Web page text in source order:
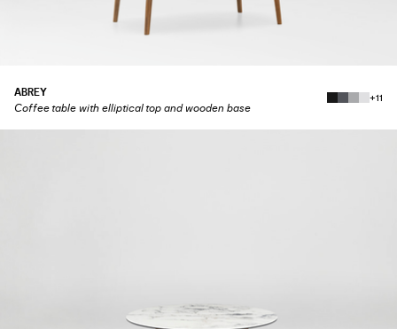
ABREY
Coffee table with elliptical top and wooden base
+11